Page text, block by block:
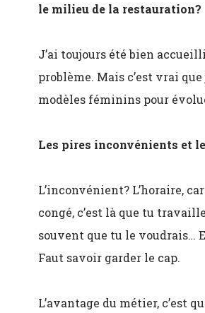
le milieu de la restauration?
J’ai toujours été bien
problème. Mais c’est vrai
modèles féminins pour
Les pires inconvénients et
L’inconvénient? L’horaire,
congé, c’est là que tu
souvent que tu le voudrais…
Faut savoir garder le cap.
L’avantage du métier, c’est